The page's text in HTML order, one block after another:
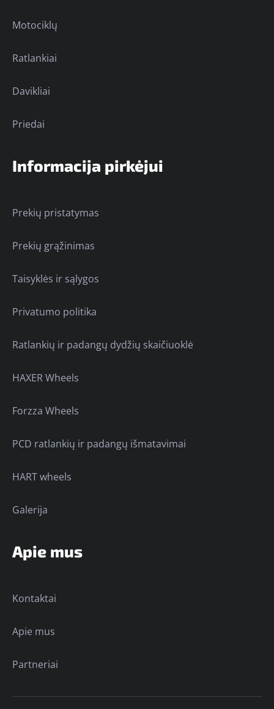
Motociklų
Ratlankiai
Davikliai
Priedai
Informacija pirkėjui
Prekių pristatymas
Prekių grąžinimas
Taisyklės ir sąlygos
Privatumo politika
Ratlankių ir padangų dydžių skaičiuoklė
HAXER Wheels
Forzza Wheels
PCD ratlankių ir padangų išmatavimai
HART wheels
Galerija
Apie mus
Kontaktai
Apie mus
Partneriai